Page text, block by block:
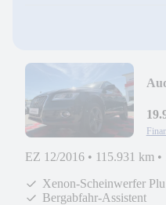
EZ 12/2016 • 115.931 km •
Xenon-Scheinwerfer Plu
Bergabfahr-Assistent